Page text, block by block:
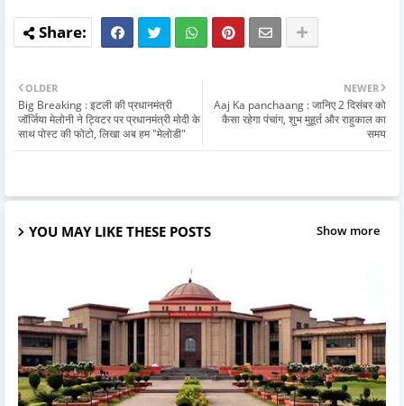
NEWER
Aaj Ka panchaang : जानिए 2 दिसंबर को
कैसा रहेगा पंचांग, शुभ मुहूर्त और राहुकाल का
समय
OLDER
Big Breaking : इटली की प्रधानमंत्री
जॉर्जिया मेलोनी ने ट्विटर पर प्रधानमंत्री मोदी के
साथ पोस्ट की फोटो, लिखा अब हम "मेलोडी"
YOU MAY LIKE THESE POSTS Show more